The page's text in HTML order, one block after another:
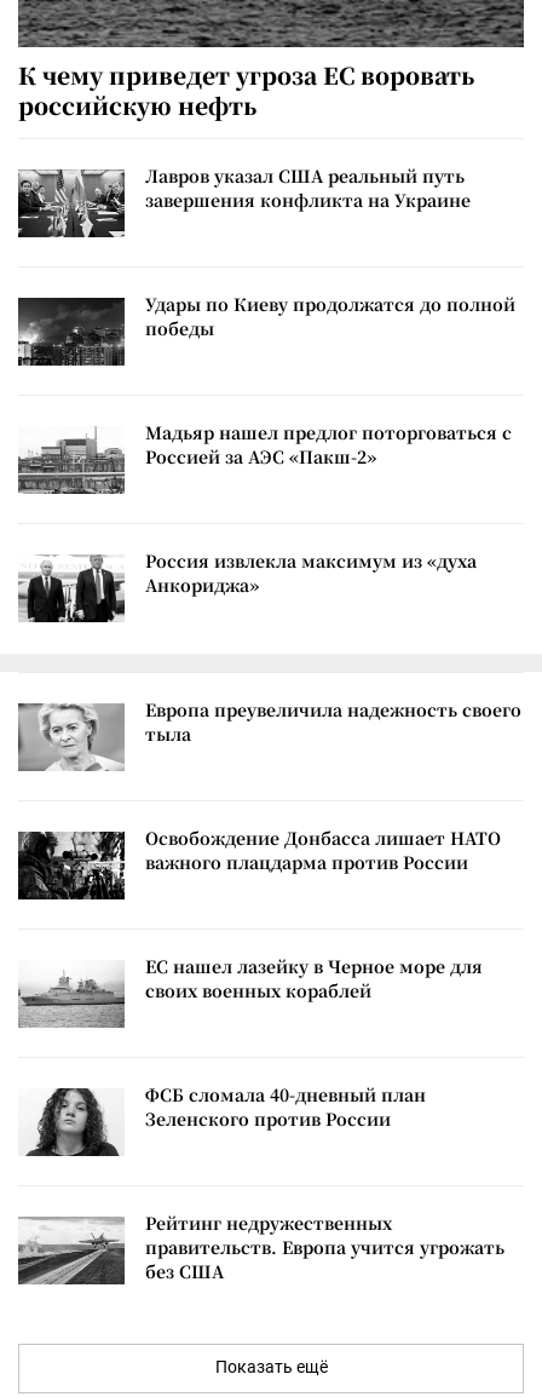
К чему приведет угроза ЕС воровать
российскую нефть
Лавров указал США реальный путь
завершения конфликта на Украине
Удары по Киеву продолжатся до полной
победы
Мадьяр нашел предлог поторговаться с
Россией за АЭС «Пакш-2»
Россия извлекла максимум из «духа
Анкориджа»
Европа преувеличила надежность своего
тыла
Освобождение Донбасса лишает НАТО
важного плацдарма против России
ЕС нашел лазейку в Черное море для
своих военных кораблей
ФСБ сломала 40-дневный план
Зеленского против России
Рейтинг недружественных
правительств. Европа учится угрожать
без США
Показать ещё